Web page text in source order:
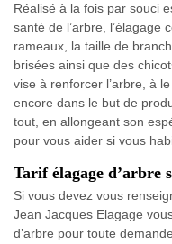
Réalisé à la fois par souci
santé de l’arbre,
rameaux, la taille de
brisées ainsi que des
vise à renforcer l’arbre, à
encore dans le but de
tout, en allongeant son
pour vous aider si vous
Tarif élagage d’arbre
Si vous devez vous
Jean Jacques Elagage
d’arbre pour toute